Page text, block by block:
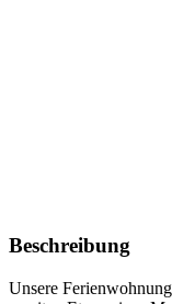
Beschreibung
Unsere